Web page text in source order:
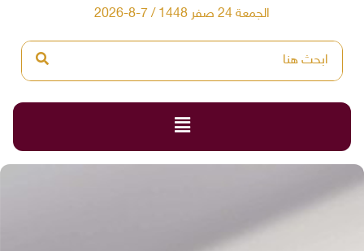
الجمعة 24 صفر 1448 / 7-8-2026